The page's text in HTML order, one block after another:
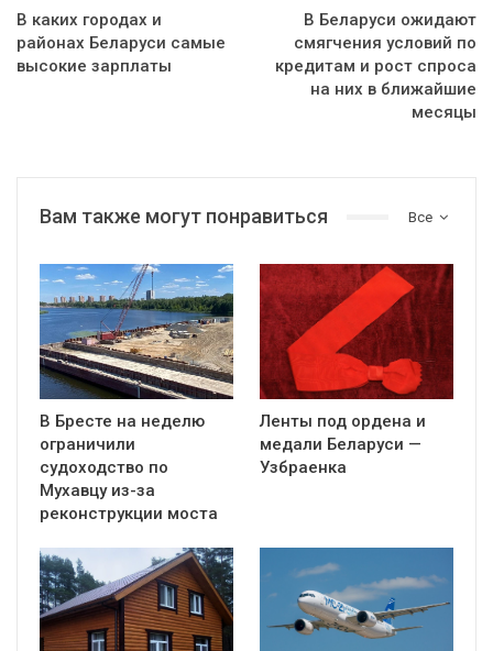
В каких городах и
районах Беларуси самые
высокие зарплаты
В Беларуси ожидают
смягчения условий по
кредитам и рост спроса
на них в ближайшие
месяцы
Все
Вам также могут понравиться
В Бресте на неделю
ограничили
судоходство по
Мухавцу из-за
реконструкции моста
Ленты под ордена и
медали Беларуси —
Узбраенка